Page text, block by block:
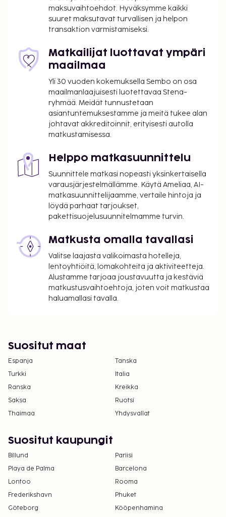
alle 13 vuotta vanhoilta lapsilta.
Tässä on mainittu kaikki majoituspaikan meille
ilmoittamat maksut.
Myöhäisestä sisäänkirjautumisesta veloitetaan
15 EUR:n suuruinen lisämaksu klo 20.00–0.00
Yllä oleva luettelo ei ehkä kata kaikkea. Maksut ja
takuumaksut eivät välttämättä sisällä veroja, ja ne
saattavat muuttua.
Majoituspaikka siivotaan ammattimaisesti.
uloskirjautuminen ovat saatavilla.
maksuvaihtoehdot. Hyväksymme kaikki
suuret maksutavat turvallisen ja helpon
transaktion varmistamiseksi.
Matkailijat luottavat ympäri
maailmaa
Yli 30 vuoden kokemuksella Sembo on osa
maailmanlaajuisesti luotettavaa Stena-
ryhmää. Meidät tunnustetaan
asiantuntemuksestamme ja meitä tukee alan
johtavat akkreditoinnit, erityisesti autolla
matkustamisessa.
Helppo matkasuunnittelu
Suunnittele matkasi nopeasti yksinkertaisella
varausjärjestelmällämme. Käytä Ameliaa, AI-
matkasuunnittelijaamme, vertaile hintoja ja
löydä parhaat tarjoukset,
pakettisuojelusuunnitelmamme turvin.
Matkusta omalla tavallasi
Valitse laajasta valikoimasta hotelleja,
lentoyhtiöitä, lomakohteita ja aktiviteetteja.
Alustamme tarjoaa joustavuutta ja kestäviä
matkustusvaihtoehtoja, joten voit matkustaa
haluamallasi tavalla.
Suositut maat
Espanja
Tanska
Turkki
Italia
Ranska
Kreikka
Saksa
Ruotsi
Thaimaa
Yhdysvallat
Suositut kaupungit
Billund
Pariisi
Playa de Palma
Barcelona
Lontoo
Rooma
Frederikshavn
Phuket
Göteborg
Kööpenhamina